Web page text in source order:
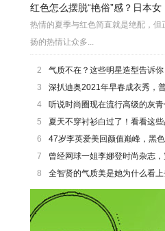
红色怎么摆脱“艳俗”感？日本女
热情的夏季与红色简直就是绝配，但
扬的热情让众多...
2
气质不在？这些明星造型告诉
3
深扒迪奥2021年早春成衣秀，
4
听说时尚圈现在流行高级的灰
5
夏天不穿衬衫白过了！看看这
6
47岁李英爱美回颜值巅峰，黑
7
曾经网球一姐李娜登时尚杂志
8
全智贤的气质美是她为什么看